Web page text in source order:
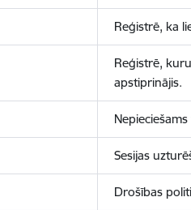
Reģistrē, ka
Reģistrē,
apstiprinājis.
Sesijas
Drošības